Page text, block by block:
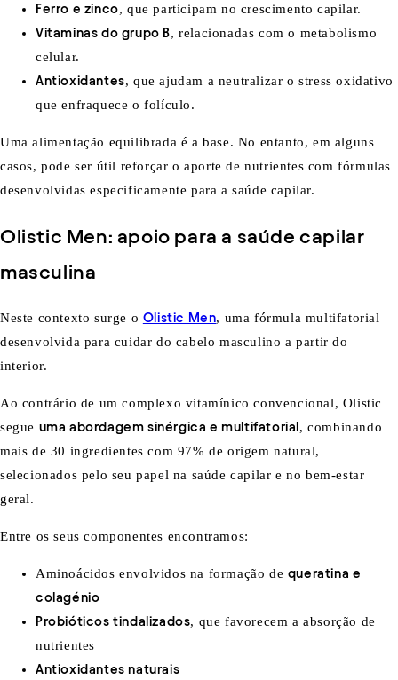
Ferro e zinco, que participam no crescimento capilar.
Vitaminas do grupo B, relacionadas com o metabolismo
celular.
Antioxidantes, que ajudam a neutralizar o stress oxidativo
que enfraquece o folículo.
Uma alimentação equilibrada é a base. No entanto, em alguns
casos, pode ser útil reforçar o aporte de nutrientes com fórmulas
desenvolvidas especificamente para a saúde capilar.
Olistic Men: apoio para a saúde capilar
masculina
Neste contexto surge o Olistic Men, uma fórmula multifatorial
desenvolvida para cuidar do cabelo masculino a partir do
interior.
Ao contrário de um complexo vitamínico convencional, Olistic
segue uma abordagem sinérgica e multifatorial , combinando
mais de 30 ingredientes com 97% de origem natural,
selecionados pelo seu papel na saúde capilar e no bem-estar
geral.
Entre os seus componentes encontramos:
Aminoácidos envolvidos na formação de queratina e
colagénio
Probióticos tindalizados, que favorecem a absorção de
nutrientes
Antioxidantes naturais